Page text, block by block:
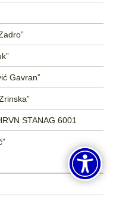
Gavran”
STANAG 6001